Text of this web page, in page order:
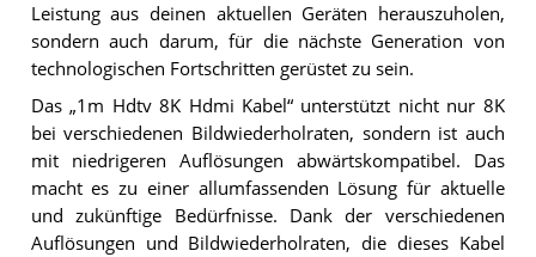
Leistung aus deinen aktuellen Geräten herauszuholen,
sondern auch darum, für die nächste Generation von
technologischen Fortschritten gerüstet zu sein.
Das „1m Hdtv 8K Hdmi Kabel“ unterstützt nicht nur 8K
bei verschiedenen Bildwiederholraten, sondern ist auch
mit niedrigeren Auflösungen abwärtskompatibel. Das
macht es zu einer allumfassenden Lösung für aktuelle
und zukünftige Bedürfnisse. Dank der verschiedenen
Auflösungen und Bildwiederholraten, die dieses Kabel